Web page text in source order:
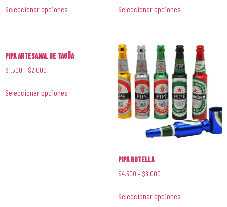
Seleccionar opciones Seleccionar opciones
Pipa Artesanal de Tagüa
$1.500 – $2.000
Seleccionar opciones
Pipa Botella
$4.500 – $6.000
Seleccionar opciones